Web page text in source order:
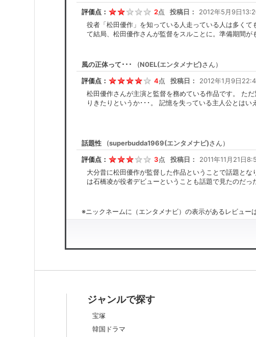
評価点：
2点 投稿日：
2012年5月9日
役者「松田優作」を知っている人走っている人は多く
て結局、松田優作さんが監督をスルことに。準備期間
風の正体って･･･ (N0EL(エンタメナビ)さん）
評価点：
4点 投稿日：
2012年1月9日
松田優作さんが主演と監督を務めている作品です。 た
りきたりというか･･･。 記憶を失っている主人公とはい
話題性 (superbudda1969(エンタメナビ)さん）
評価点：
3点 投稿日：
2011年11月21日
大分昔に松田優作が監督した作品ということで話題と
は石橋凌が役者デビューということも話題で見たのだっ
※ニックネームに（エンタメナビ）の表示があるレビュー
ジャンルで探す
宝塚
韓国ドラマ